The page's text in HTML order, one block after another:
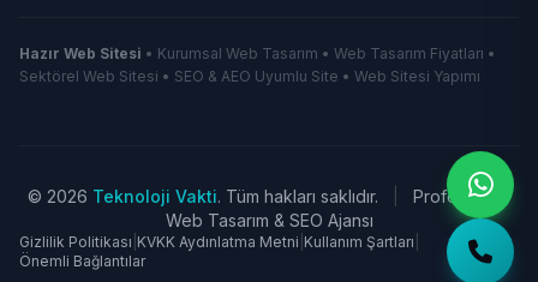
Hazır Web Sitesi • Kurumsal Web Tasarım • Web Tasarım Fiyatları •
Sektörel Web Sitesi • SEO & AEO Uyumlu Site • Web Sitesi Yapımı
© 2026 Teknoloji Vakti. Tüm hakları saklıdır.
Profesyonel
Web Tasarım & SEO Ajansı
Gizlilik Politikası KVKK Aydınlatma Metni Kullanım Şartları
Önemli Bağlantılar